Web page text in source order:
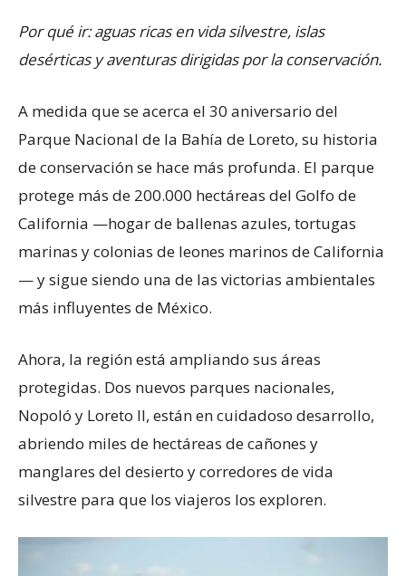
Por qué ir: aguas ricas en vida silvestre, islas
desérticas y aventuras dirigidas por la conservación.
A medida que se acerca el 30 aniversario del
Parque Nacional de la Bahía de Loreto, su historia
de conservación se hace más profunda. El parque
protege más de 200.000 hectáreas del Golfo de
California —hogar de ballenas azules, tortugas
marinas y colonias de leones marinos de California
— y sigue siendo una de las victorias ambientales
más influyentes de México.
Ahora, la región está ampliando sus áreas
protegidas. Dos nuevos parques nacionales,
Nopoló y Loreto II, están en cuidadoso desarrollo,
abriendo miles de hectáreas de cañones y
manglares del desierto y corredores de vida
silvestre para que los viajeros los exploren.